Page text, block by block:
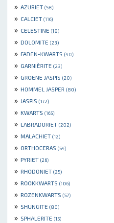
» AZURIET (58)
» CALCIET (116)
» CELESTINE (18)
» DOLOMITE (23)
» FADEN-KWARTS (40)
» GARNIÈRITE (23)
» GROENE JASPIS (20)
» HOMMEL JASPER (80)
» JASPIS (172)
» KWARTS (165)
» LABRADORIET (202)
» MALACHIET (12)
» ORTHOCERAS (54)
» PYRIET (26)
» RHODONIET (25)
» ROOKKWARTS (106)
» ROZENKWARTS (57)
» SHUNGITE (80)
» SPHALERITE (15)